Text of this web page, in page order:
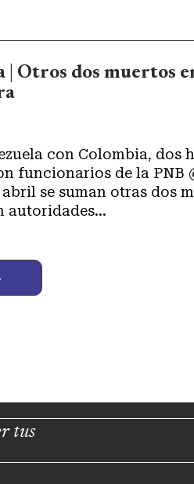
Otros dos muertos
con Colombia, dos
funcionarios de la PNB
se suman otras dos
autoridades...
tus